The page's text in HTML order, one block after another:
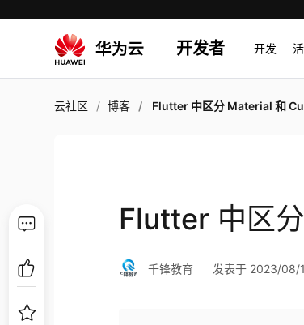
开发者 开发
云社区 博客 Flutter 中区分 Material 和
Flutter 中区
千锋教育 发表于 2023/08/